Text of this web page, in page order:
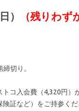
） （残りわず
切り。
コ入会費（4,320円）
証など）をご持参くだ